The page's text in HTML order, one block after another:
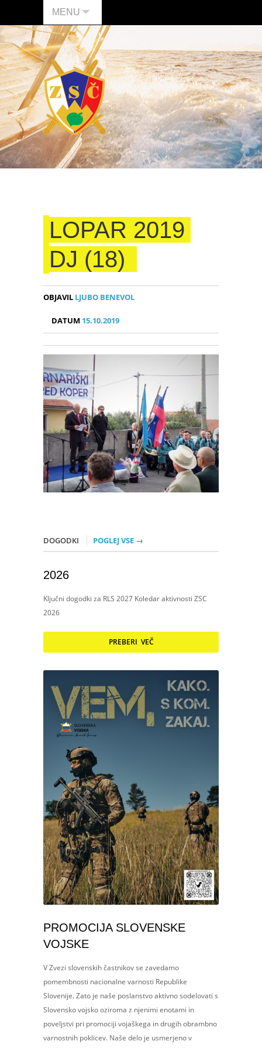
MENU
LOPAR 2019
DJ (18)
OBJAVIL LJUBO BENEVOL
DATUM 15.10.2019
DOGODKI POGLEJ VSE →
2026
Ključni dogodki za RLS 2027 Koledar aktivnosti ZSC
2026
PREBERI VEČ
PROMOCIJA SLOVENSKE
VOJSKE
V Zvezi slovenskih častnikov se zavedamo
pomembnosti nacionalne varnosti Republike
Slovenije. Zato je naše poslanstvo aktivno sodelovati s
Slovensko vojsko oziroma z njenimi enotami in
poveljstvi pri promociji vojaškega in drugih obrambno
varnostnih poklicev. Naše delo je usmerjeno v